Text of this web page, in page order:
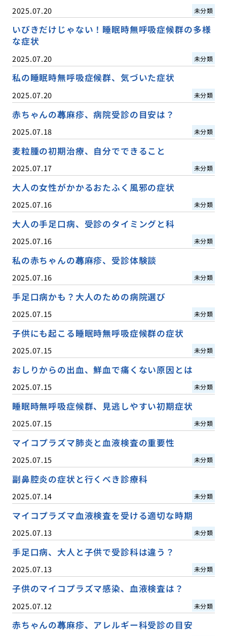
2025.07.20 未分類
いびきだけじゃない！睡眠時無呼吸症候群の多様
な症状
2025.07.20 未分類
私の睡眠時無呼吸症候群、気づいた症状
2025.07.20 未分類
赤ちゃんの蕁麻疹、病院受診の目安は？
2025.07.18 未分類
麦粒腫の初期治療、自分でできること
2025.07.17 未分類
大人の女性がかかるおたふく風邪の症状
2025.07.16 未分類
大人の手足口病、受診のタイミングと科
2025.07.16 未分類
私の赤ちゃんの蕁麻疹、受診体験談
2025.07.16 未分類
手足口病かも？大人のための病院選び
2025.07.15 未分類
子供にも起こる睡眠時無呼吸症候群の症状
2025.07.15 未分類
おしりからの出血、鮮血で痛くない原因とは
2025.07.15 未分類
睡眠時無呼吸症候群、見逃しやすい初期症状
2025.07.15 未分類
マイコプラズマ肺炎と血液検査の重要性
2025.07.15 未分類
副鼻腔炎の症状と行くべき診療科
2025.07.14 未分類
マイコプラズマ血液検査を受ける適切な時期
2025.07.13 未分類
手足口病、大人と子供で受診科は違う？
2025.07.13 未分類
子供のマイコプラズマ感染、血液検査は？
2025.07.12 未分類
赤ちゃんの蕁麻疹、アレルギー科受診の目安